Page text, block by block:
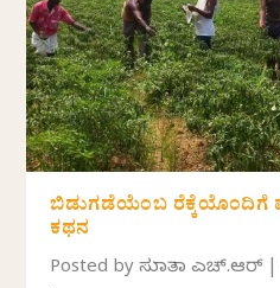
ಬಿಡುಗಡೆಯೆಂಬ ರೆಕ್ಕೆಯೊಂದಿಗೆ
ಕಥನ
Posted byಸುಜಾತಾ ಎಚ್.ಆರ್|